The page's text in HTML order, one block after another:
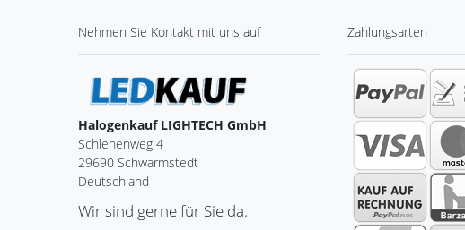
Nehmen Sie Kontakt mit uns auf
Halogenkauf LIGHTECH GmbH
Schlehenweg 4
29690 Schwarmstedt
Deutschland
Wir sind gerne für Sie da.
Zahlungsarten